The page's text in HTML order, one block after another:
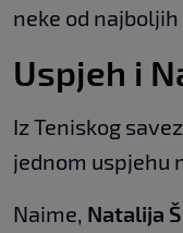
neke od
Uspjeh i
Iz Teniskog
jednom uspjehu
Naime, Natalija